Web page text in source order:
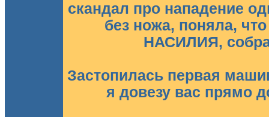
скандал про нападение
без ножа, поняла,
НАСИЛИЯ,
Застопилась первая
я довезу вас прямо